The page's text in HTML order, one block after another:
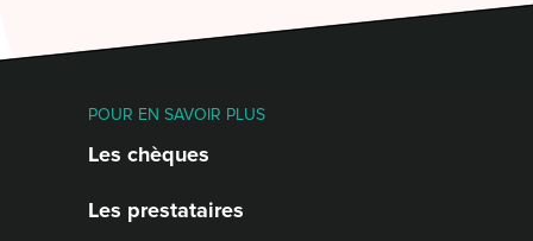
POUR EN SAVOIR PLUS
Les chèques
Les prestataires